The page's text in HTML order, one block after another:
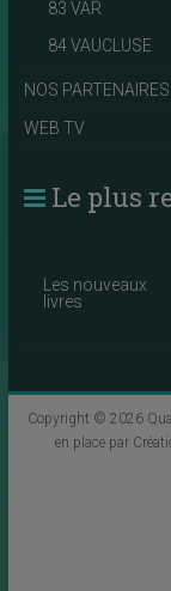
83 VAR
84 VAUCLUSE
NOS PARTENAIRES
WEB TV
Le plus
Les nouveaux
livres
Copyright © 2026
en place par